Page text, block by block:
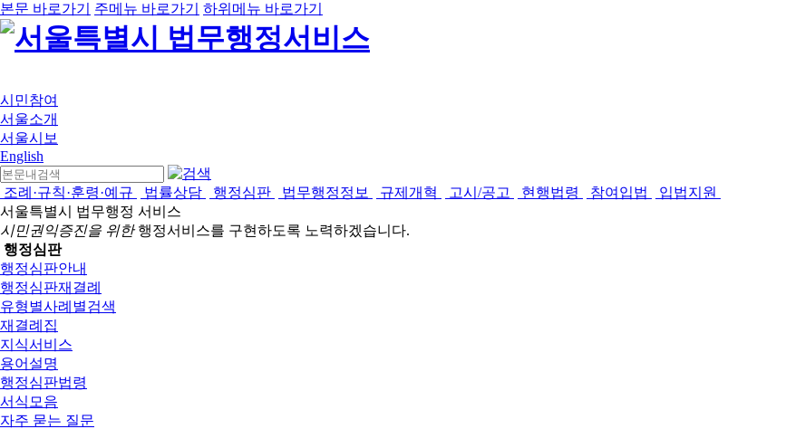
본문 바로가기 주메뉴 바로가기 하위메뉴 바로가기
시민참여
서울소개
서울시보
English
조례·규칙·훈령·예규 법률상담 행정심판 법무행정정보 규제개혁 고시/공고 현행법령 참여입법
입법지원
서울특별시 법무행정 서비스
시민권익증진을 위한행정서비스를 구현하도록 노력하겠습니다.
행정심판
행정심판안내
행정심판재결례
유형별사례별검색
재결례집
지식서비스
용어설명
행정심판법령
서식모음
자주 묻는 질문